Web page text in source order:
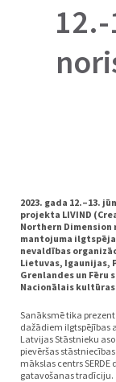
2023. gada 12.–13.
projekta LIVIND
Northern Dimension
mantojuma
nevaldības
Lietuvas, Igaunijas,
Grenlandes un
Nacionālais
Sanāksmē tika
dažādiem ilgtspējības
Latvijas Stāstnieku
pievēršas
mākslas centrs
gatavošanas tradīciju.